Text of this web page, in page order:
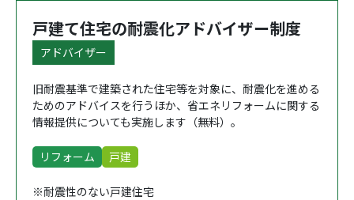
戸建て住宅の耐震化アドバイザー制度
アドバイザー
旧耐震基準で建築された住宅等を対象に、耐震化を進める
ためのアドバイスを行うほか、省エネリフォームに関する
情報提供についても実施します（無料）。
リフォーム 戸建
※耐震性のない戸建住宅